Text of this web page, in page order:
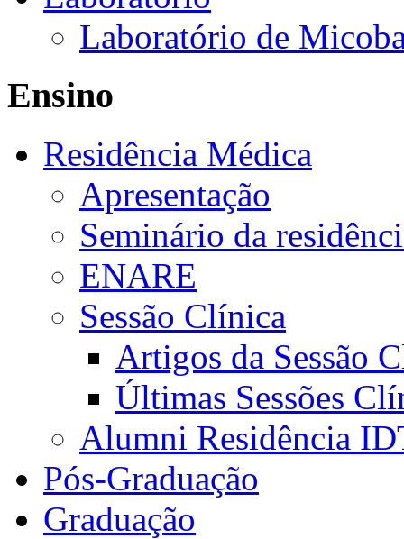
Laboratório de
Ensino
Residência Médica
Apresentação
Seminário da
ENARE
Sessão Clínica
Artigos da Sessão
Últimas Sessões
Alumni Residência
Pós-Graduação
Graduação